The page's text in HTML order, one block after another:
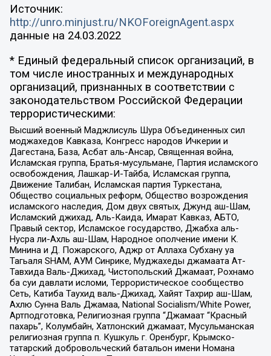
Источник:
http://unro.minjust.ru/NKOForeignAgent.aspx
данные на 24.03.2022
* Единый федеральный список организаций, в
том числе иностранных и международных
организаций, признанных в соответствии с
законодательством Российской Федерации
террористическими:
Высший военный Маджлисуль Шура Объединенных сил
моджахедов Кавказа, Конгресс народов Ичкерии и
Дагестана, База, Асбат аль-Ансар, Священная война,
Исламская группа, Братья-мусульмане, Партия исламского
освобождения, Лашкар-И-Тайба, Исламская группа,
Движение Талибан, Исламская партия Туркестана,
Общество социальных реформ, Общество возрождения
исламского наследия, Дом двух святых, Джунд аш-Шам,
Исламский джихад, Аль-Каида, Имарат Кавказ, АБТО,
Правый сектор, Исламское государство, Джабха аль-
Нусра ли-Ахль аш-Шам, Народное ополчение имени К.
Минина и Д. Пожарского, Аджр от Аллаха Субхану уа
Тагьаля SHAM, АУМ Синрике, Муджахеды джамаата Ат-
Тавхида Валь-Джихад, Чистопольский Джамаат, Рохнамо
ба суи давлати исломи, Террористическое сообщество
Сеть, Катиба Таухид валь-Джихад, Хайят Тахрир аш-Шам,
Ахлю Сунна Валь Джамаа, National Socialism/White Power,
Артподготовка, Религиозная группа “Джамаат “Красный
пахарь”, Колумбайн, Хатлонский джамаат, Мусульманская
религиозная группа п. Кушкуль г. Оренбург, Крымско-
татарский добровольческий батальон имени Номана